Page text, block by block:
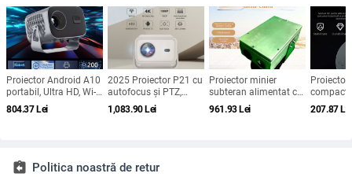
Proiector Android A10
portabil, Ultra HD, Wi-
Fi și PTZ
804.37Lei
2025 Proiector P21 cu
autofocus și PTZ,
1080p pentru home
theater și birou
1,083.90Lei
Proiector minier
subteran alimentat cu
gaz, imagine clară,
durată lungă a bateriei
961.93Lei
compact
a
207.87Lei
assignment_return Politica noastră de retur